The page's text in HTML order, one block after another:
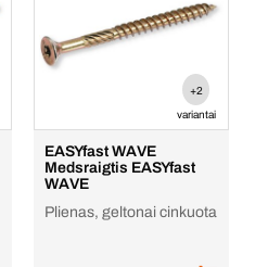
+2
variantai
EASYfast WAVE
Medsraigtis EASYfast
WAVE
Plienas, geltonai cinkuota